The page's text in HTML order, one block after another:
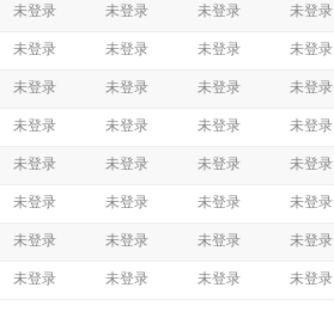
未登录 未登录 未登录 未登录
未登录 未登录 未登录 未登录
未登录 未登录 未登录 未登录
未登录 未登录 未登录 未登录
未登录 未登录 未登录 未登录
未登录 未登录 未登录 未登录
未登录 未登录 未登录 未登录
未登录 未登录 未登录 未登录